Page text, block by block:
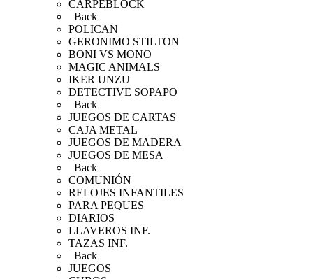
CARPEBLOCK
Back
POLICAN
GERONIMO STILTON
BONI VS MONO
MAGIC ANIMALS
IKER UNZU
DETECTIVE SOPAPO
Back
JUEGOS DE CARTAS
CAJA METAL
JUEGOS DE MADERA
JUEGOS DE MESA
Back
COMUNIÓN
RELOJES INFANTILES
PARA PEQUES
DIARIOS
LLAVEROS INF.
TAZAS INF.
Back
JUEGOS